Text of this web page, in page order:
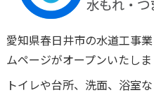
事務所概要
お問い合わせ
愛知県春日井市の水道工事
ムページがオープンいたしま
トイレや台所、洗面、浴室